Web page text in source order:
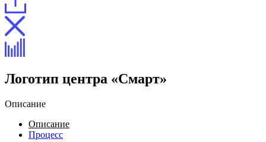
Логотип центра «Смарт»
Описание
Описание
Процесс